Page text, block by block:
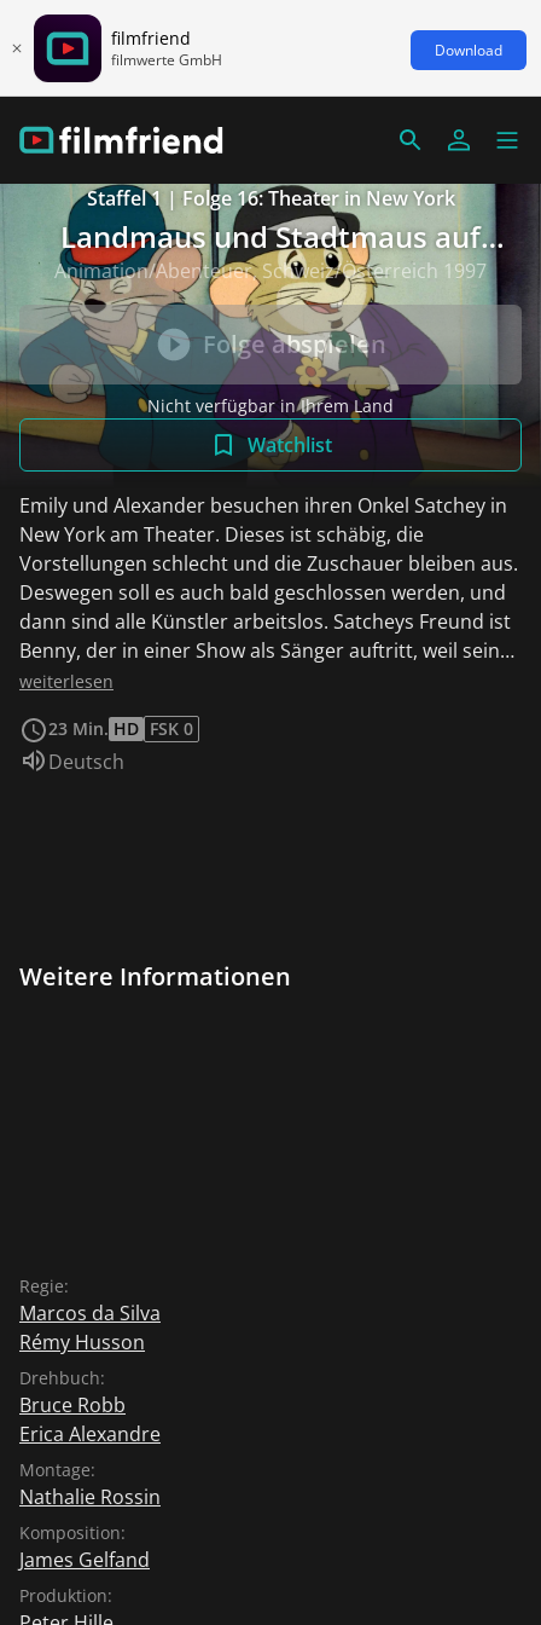
filmfriend
filmwerte GmbH Download
Staffel 1 | Folge 16: Theater in New York
Landmaus und Stadtmaus auf
Reisen
Animation/Abenteuer, Schweiz/Österreich 1997
Folge abspielen
Nicht verfügbar in Ihrem Land
Watchlist
Emily und Alexander besuchen ihren Onkel Satchey in
New York am Theater. Dieses ist schäbig, die
Vorstellungen schlecht und die Zuschauer bleiben aus.
Deswegen soll es auch bald geschlossen werden, und
dann sind alle Künstler arbeitslos. Satcheys Freund ist
Benny, der in einer Show als Sänger auftritt, weil sein
Vater, der Besitzer des Theaters, es so will. Plötzlich
einen Tunnel in die nebenan gelegene Bank sprengen
wollen. Als Bennys Vater die beiden dabei entdeckt,
weiterlesen
23 Min. HD FSK 0
Sprache:
Deutsch
Weitere Informationen
Regie:
Marcos da Silva
Rémy Husson
Drehbuch:
Bruce Robb
Erica Alexandre
Montage:
Nathalie Rossin
Komposition:
James Gelfand
Produktion: